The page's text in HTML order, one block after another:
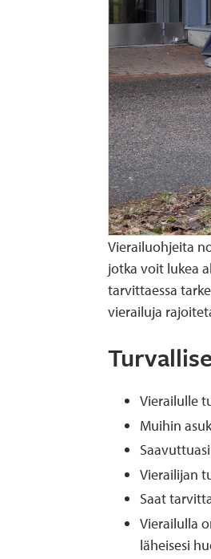
Vierailuohjeita
jotka voit lukea
tarvittaessa
vierailuja
Vierailulle
Muihin
Vierailijan
Saat
Vierailulla
läheisesi